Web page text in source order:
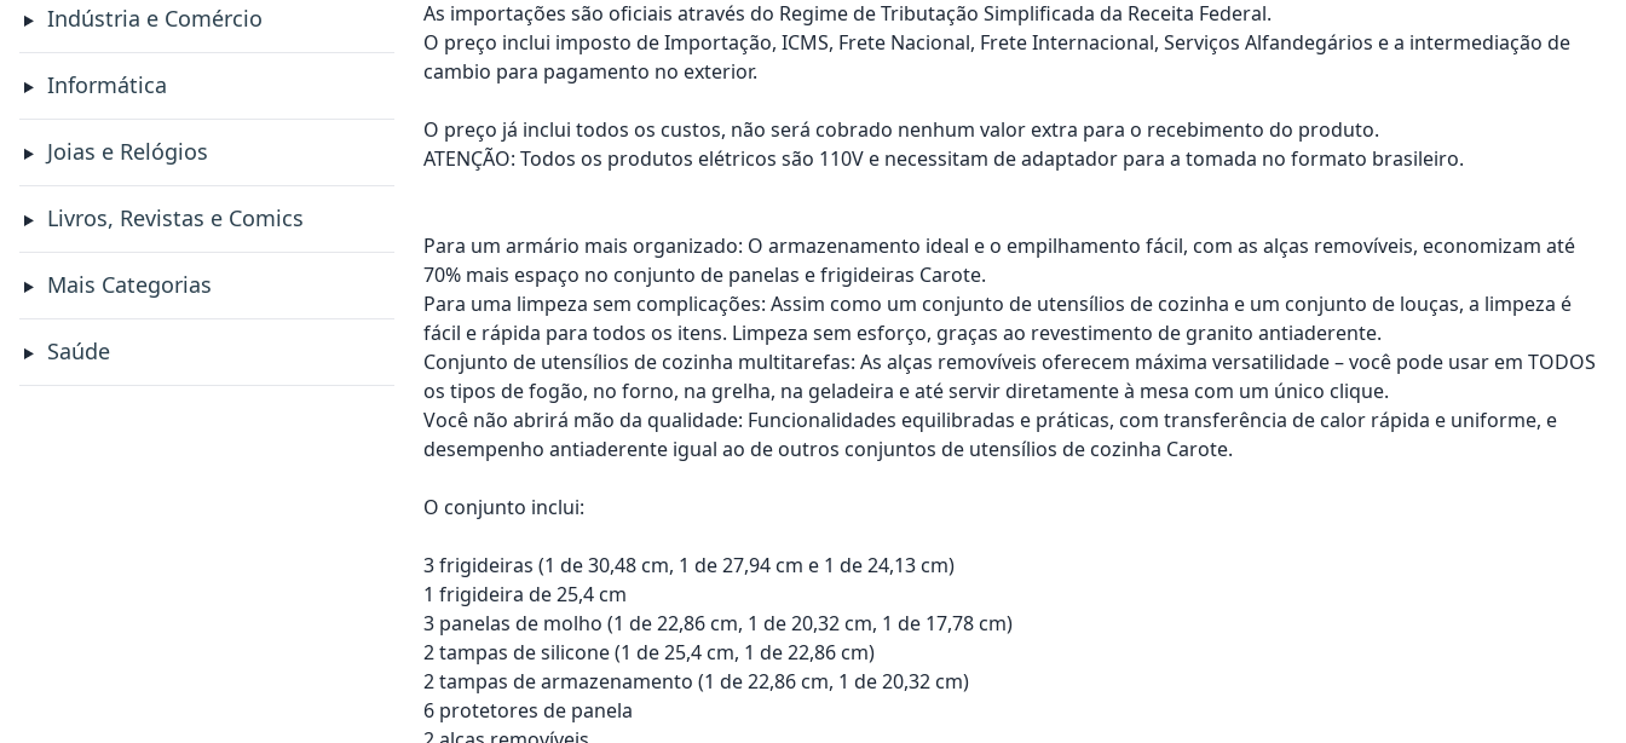
Indústria e Comércio
Informática
Joias e Relógios
Livros, Revistas e Comics
Mais Categorias
Saúde
As importações são oficiais através do Regime de Tributação Simplificada da Receita Federal.
O preço inclui imposto de Importação, ICMS, Frete Nacional, Frete Internacional, Serviços Alfandegários e a intermediação de
cambio para pagamento no exterior.
O preço já inclui todos os custos, não será cobrado nenhum valor extra para o recebimento do produto.
ATENÇÃO: Todos os produtos elétricos são 110V e necessitam de adaptador para a tomada no formato brasileiro.
Para um armário mais organizado: O armazenamento ideal e o empilhamento fácil, com as alças removíveis, economizam até
70% mais espaço no conjunto de panelas e frigideiras Carote.
Para uma limpeza sem complicações: Assim como um conjunto de utensílios de cozinha e um conjunto de louças, a limpeza é
fácil e rápida para todos os itens. Limpeza sem esforço, graças ao revestimento de granito antiaderente.
Conjunto de utensílios de cozinha multitarefas: As alças removíveis oferecem máxima versatilidade – você pode usar em TODOS
os tipos de fogão, no forno, na grelha, na geladeira e até servir diretamente à mesa com um único clique.
Você não abrirá mão da qualidade: Funcionalidades equilibradas e práticas, com transferência de calor rápida e uniforme, e
desempenho antiaderente igual ao de outros conjuntos de utensílios de cozinha Carote.
O conjunto inclui:
3 frigideiras (1 de 30,48 cm, 1 de 27,94 cm e 1 de 24,13 cm)
1 frigideira de 25,4 cm
3 panelas de molho (1 de 22,86 cm, 1 de 20,32 cm, 1 de 17,78 cm)
2 tampas de silicone (1 de 25,4 cm, 1 de 22,86 cm)
2 tampas de armazenamento (1 de 22,86 cm, 1 de 20,32 cm)
6 protetores de panela